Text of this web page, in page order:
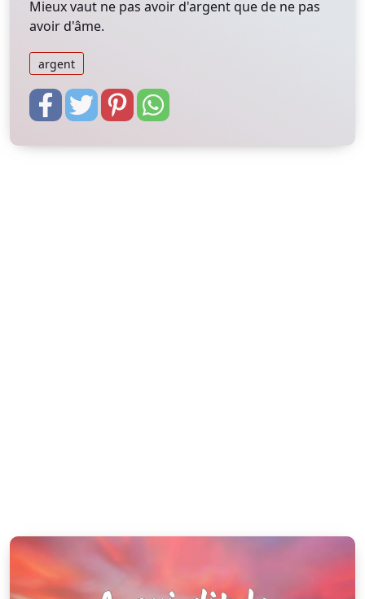
Mieux vaut ne pas avoir d'argent que de ne pas
avoir d'âme.
argent